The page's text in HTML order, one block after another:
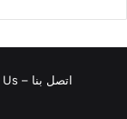
اتصل بنا – Contact Us